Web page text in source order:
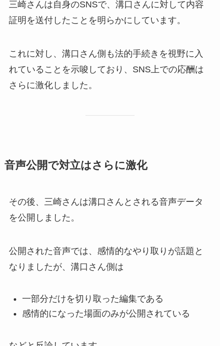
三崎さんは自身のSNSで、溝口さんに対して内容
証明を送付したことを明らかにしています。
これに対し、溝口さん側も法的手続きを視野に入
れていることを示唆しており、SNS上での応酬は
さらに激化しました。
音声公開で対立はさらに激化
その後、三崎さんは溝口さんとされる音声データ
を公開しました。
公開された音声では、感情的なやり取りが話題と
なりましたが、溝口さん側は
一部分だけを切り取った編集である
感情的になった場面のみが公開されている